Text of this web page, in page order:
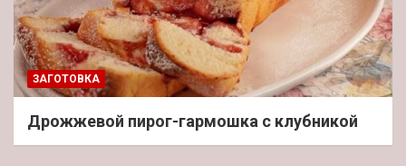
ЗАГОТОВКА
Дрожжевой пирог-гармошка с клубникой